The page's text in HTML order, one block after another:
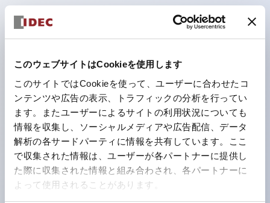
このウェブサイトはCookieを使用します
このサイトではCookieを使って、ユーザーに合わせたコ
ンテンツや広告の表示、トラフィックの分析を行ってい
ます。またユーザーによるサイトの利用状況についても
情報を収集し、ソーシャルメディアや広告配信、データ
解析の各サードパーティに情報を共有しています。ここ
で収集された情報は、ユーザーが各パートナーに提供し
た際に収集された情報と組み合わされ、各パートナーに
よって使用されることがあります。
の機能を1つのスイッチで可能にした2点押ボタンスイッ
チも完備。
1つで6色の役をこなすLED球（LSRD球）。これまで色
ごとに分かれていたLED球を、1色のLED球で各色を表
現できるようにしました。
カラーユニバーサルデザインに対応。表示灯（角平形）
の点灯/消灯の認識および、点灯時のランプ色の識別が
対応。
ISO 3864-4安全色に対応。危険時や緊急事態時の色表
現がより明確・鮮明で、より多くの方が識別可能に。